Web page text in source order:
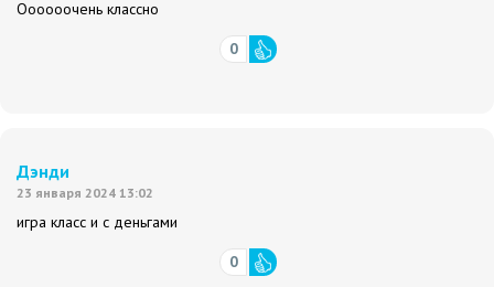
Оооооочень классно
0
Дэнди
23 января 2024 13:02
игра класс и с деньгами
0